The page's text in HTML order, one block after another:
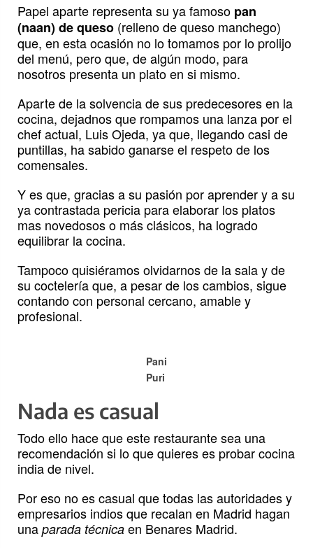
Papel aparte representa su ya famoso pan
(naan) de queso (relleno de queso manchego)
que, en esta ocasión no lo tomamos por lo prolijo
del menú, pero que, de algún modo, para
nosotros presenta un plato en si mismo.
Aparte de la solvencia de sus predecesores en la
cocina, dejadnos que rompamos una lanza por el
chef actual, Luis Ojeda, ya que, llegando casi de
puntillas, ha sabido ganarse el respeto de los
comensales.
Y es que, gracias a su pasión por aprender y a su
ya contrastada pericia para elaborar los platos
mas novedosos o más clásicos, ha logrado
equilibrar la cocina.
Tampoco quisiéramos olvidarnos de la sala y de
su coctelería que, a pesar de los cambios, sigue
contando con personal cercano, amable y
profesional.
Pani
Puri
Nada es casual
Todo ello hace que este restaurante sea una
recomendación si lo que quieres es probar cocina
india de nivel.
Por eso no es casual que todas las autoridades y
empresarios indios que recalan en Madrid hagan
una parada técnica en Benares Madrid.